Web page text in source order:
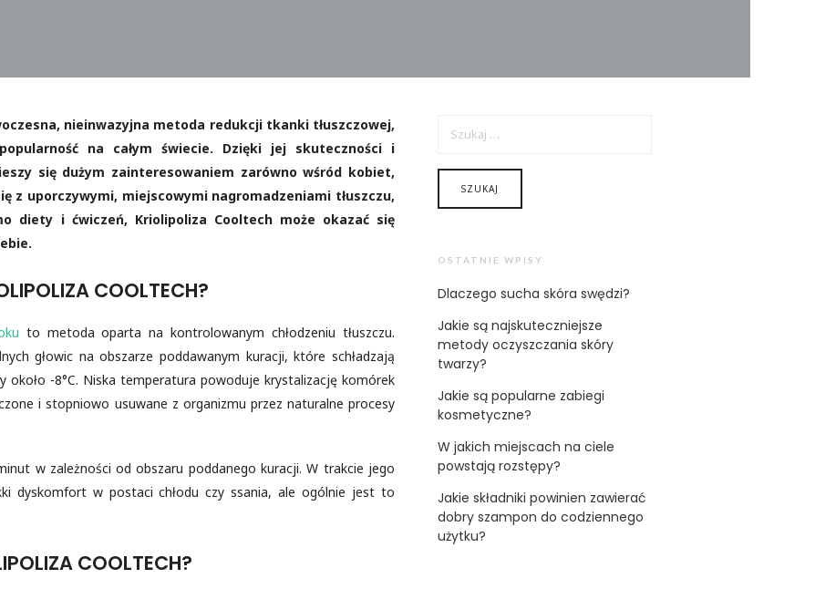
nieinwazyjna metoda redukcji tkanki tłuszczowej,
na całym świecie. Dzięki jej skuteczności i
się dużym zainteresowaniem zarówno wśród kobiet,
z uporczywymi, miejscowymi nagromadzeniami tłuszczu,
diety i ćwiczeń, Kriolipoliza Cooltech może okazać się
COOLTECH?
to metoda oparta na kontrolowanym chłodzeniu tłuszczu.
głowic na obszarze poddawanym kuracji, które schładzają
około -8°C. Niska temperatura powoduje krystalizację komórek
i stopniowo usuwane z organizmu przez naturalne procesy
w zależności od obszaru poddanego kuracji. W trakcie jego
dyskomfort w postaci chłodu czy ssania, ale ogólnie jest to
COOLTECH?
OSTATNIE WPISY
Dlaczego sucha skóra swędzi?
Jakie są najskuteczniejsze
metody oczyszczania skóry
twarzy?
Jakie są popularne zabiegi
kosmetyczne?
W jakich miejscach na ciele
powstają rozstępy?
Jakie składniki powinien zawierać
dobry szampon do codziennego
użytku?